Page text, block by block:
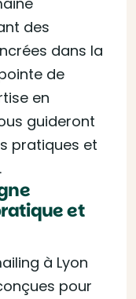
des
dans la
de
en
guideront
pratiques et
et
à Lyon
pour